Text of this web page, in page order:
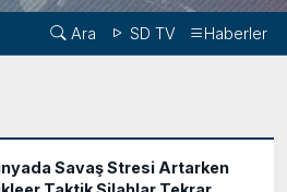
Ara SD TV Haberler
Savaş Stresi Artarken